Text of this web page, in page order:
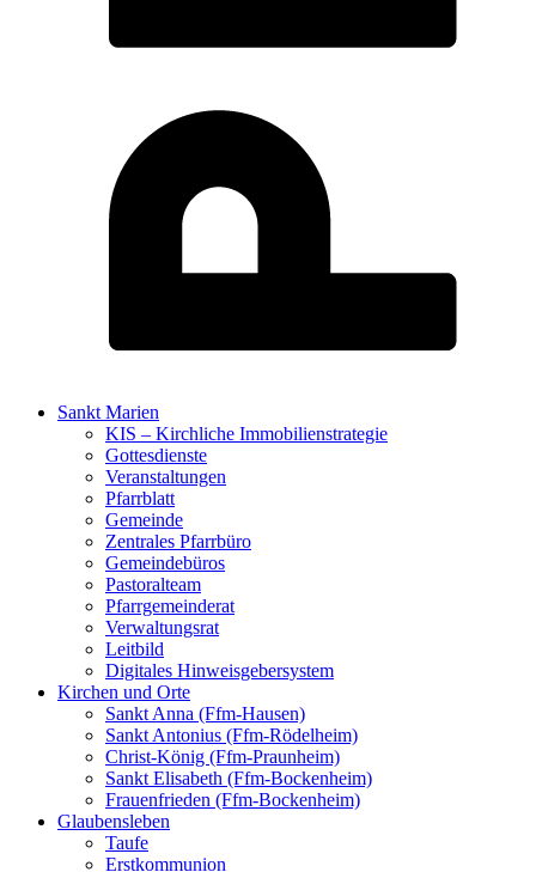
Sankt Marien
KIS – Kirchliche Immobilienstrategie
Gottesdienste
Veranstaltungen
Pfarrblatt
Gemeinde
Zentrales Pfarrbüro
Gemeindebüros
Pastoralteam
Pfarrgemeinderat
Verwaltungsrat
Leitbild
Digitales Hinweisgebersystem
Kirchen und Orte
Sankt Anna (Ffm-Hausen)
Sankt Antonius (Ffm-Rödelheim)
Christ-König (Ffm-Praunheim)
Sankt Elisabeth (Ffm-Bockenheim)
Frauenfrieden (Ffm-Bockenheim)
Glaubensleben
Taufe
Erstkommunion